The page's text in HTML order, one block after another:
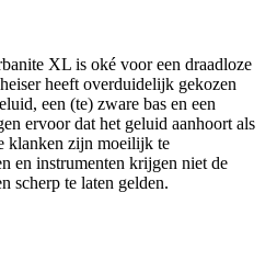
XL is oké voor een draadloze
heeft overduidelijk gekozen
een (te) zware bas en een
ervoor dat het geluid aanhoort als
klanken zijn moeilijk te
en instrumenten krijgen niet de
scherp te laten gelden.